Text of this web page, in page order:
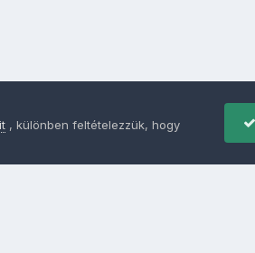
, különben feltételezzük, hogy